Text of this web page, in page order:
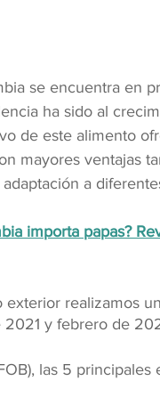
se encuentra en
ha sido al
de este alimento
mayores ventajas
a
importa papas?
realizamos
2021 y febrero de
las 5